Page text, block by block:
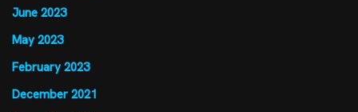
June 2023
May 2023
February 2023
December 2021